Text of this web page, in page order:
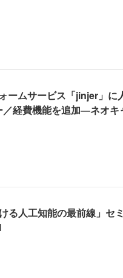
ームサービス「jinjer」に
／経費機能を追加―ネオキ
る人工知能の最前線」セ